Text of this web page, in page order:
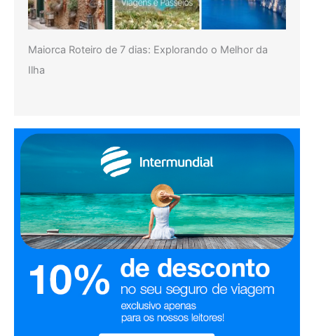
Maiorca Roteiro de 7 dias: Explorando o Melhor da
Ilha